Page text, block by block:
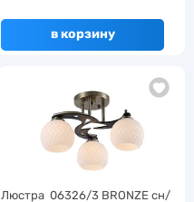
в корзину
Люстра 06326/3 BRONZE сн/